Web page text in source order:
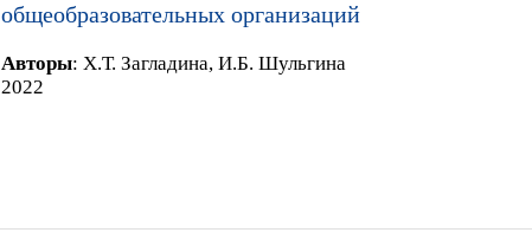
общеобразовательных организаций
Авторы: Х.Т. Загладина, И.Б. Шульгина
2022